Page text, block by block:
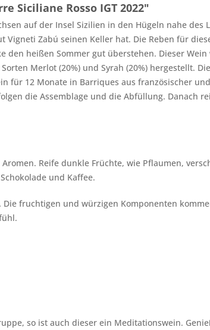
Siciliane Rosso IGT 2022"
auf der Insel Sizilien in den Hügeln nahe des
Zabú seinen Keller hat. Die Reben für
den heißen Sommer gut überstehen. Dieser
Merlot (20%) und Syrah (20%) hergestellt.
für 12 Monate in Barriques aus französischer
die Assemblage und die Abfüllung. Danach
Reife dunkle Früchte, wie Pflaumen,
und Kaffee.
fruchtigen und würzigen Komponenten
so ist auch dieser ein Meditationswein.